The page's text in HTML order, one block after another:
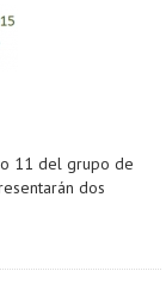
11 del grupo de
dos